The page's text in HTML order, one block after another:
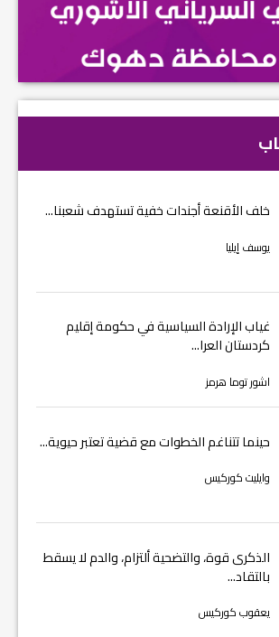
خلف الأقنعة أجندات خفية تستهدف شعبنا...
يوسف إيليا
غياب الإرادة السياسية في حكومة إقليم
كردستان العرا...
اشور توما هرمز
حينما تتناغم الخطوات مع قضية تعتبر حيوية...
وايليت كوركيس
الذكرى قوة، والتضحية ألتزام، والدم لا يسقط
بالتقاد...
يعقوب كوركيس